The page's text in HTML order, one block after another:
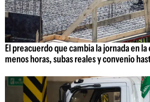
El preacuerdo que cambia la jornada en
menos horas, subas reales y convenio